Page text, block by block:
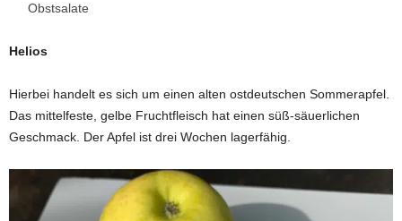
Obstsalate
Helios
Hierbei handelt es sich um einen alten ostdeutschen Sommerapfel.
Das mittelfeste, gelbe Fruchtfleisch hat einen süß-säuerlichen
Geschmack. Der Apfel ist drei Wochen lagerfähig.